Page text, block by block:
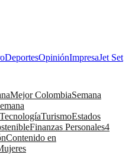
DeportesOpiniónImpresaJet Set
Mejor ColombiaSemana
TecnologíaTurismoEstados
Finanzas Personales4
Contenido en